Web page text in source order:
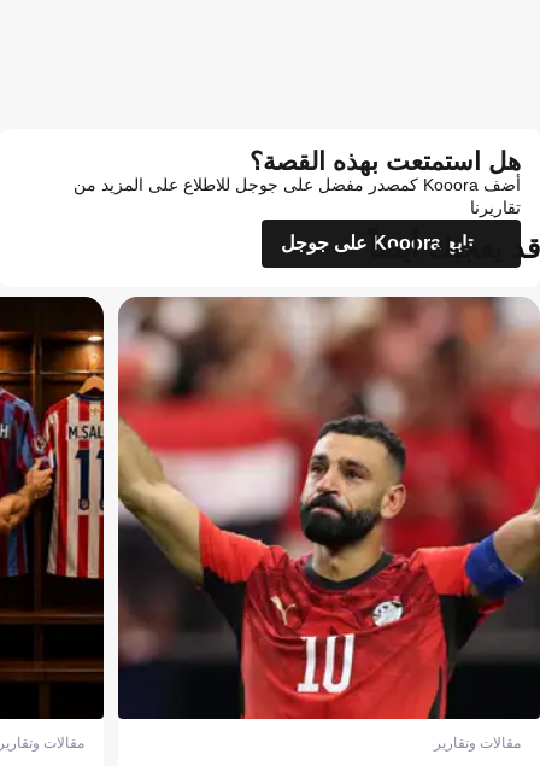
هل استمتعت بهذه القصة؟
أضف Kooora كمصدر مفضل على جوجل للاطلاع على المزيد من
تقاريرنا
تابع Kooora على جوجل
قد يعجبك أيضاً
مقالات وتقارير مقالات